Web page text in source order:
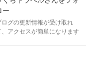
ー
ログの更新情報が受け取れ
、アクセスが簡単になります